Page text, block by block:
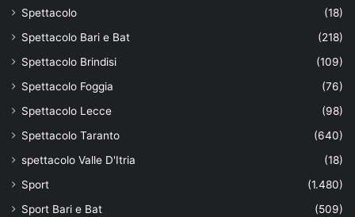
Spettacolo
(18)
Spettacolo Bari e Bat
(218)
Spettacolo Brindisi
(109)
Spettacolo Foggia
(76)
Spettacolo Lecce
(98)
Spettacolo Taranto
(640)
spettacolo Valle D'Itria
(18)
Sport
(1.480)
Sport Bari e Bat
(509)